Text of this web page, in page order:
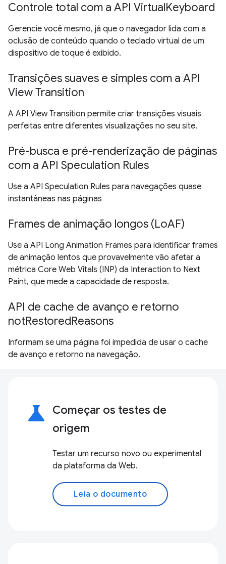
Controle total com a API VirtualKeyboard
Gerencie você mesmo, já que o navegador lida com a
oclusão de conteúdo quando o teclado virtual de um
dispositivo de toque é exibido.
Transições suaves e simples com a API
View Transition
A API View Transition permite criar transições visuais
perfeitas entre diferentes visualizações no seu site.
Pré-busca e pré-renderização de páginas
com a API Speculation Rules
Use a API Speculation Rules para navegações quase
instantâneas nas páginas
Frames de animação longos (LoAF)
Use a API Long Animation Frames para identificar frames
de animação lentos que provavelmente vão afetar a
métrica Core Web Vitals (INP) da Interaction to Next
Paint, que mede a capacidade de resposta.
API de cache de avanço e retorno
notRestoredReasons
Informam se uma página foi impedida de usar o cache
de avanço e retorno na navegação.
science
Começar os testes de
origem
Testar um recurso novo ou experimental
da plataforma da Web.
Leia o documento